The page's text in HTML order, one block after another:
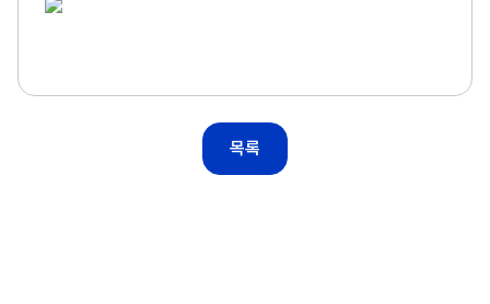
목록